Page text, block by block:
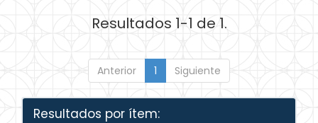
Resultados 1-1 de 1.
Anterior 1 Siguiente
Resultados por ítem: